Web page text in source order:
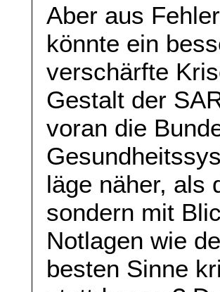
Aber aus
könnte ein
verschärfte
Gestalt der
voran die
läge näher, als
sondern mit
Notlagen wie
besten Sinne